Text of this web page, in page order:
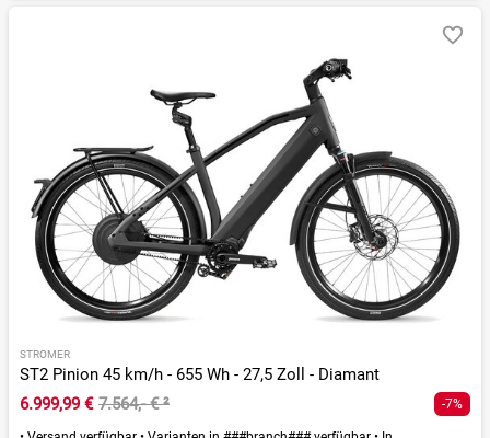
STROMER
ST2 Pinion 45 km/h - 655 Wh - 27,5 Zoll - Diamant
6.999,99 € 7.564,- €² -7%